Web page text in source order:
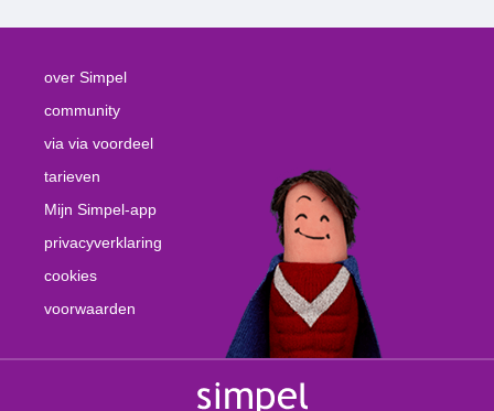
over Simpel
community
via via voordeel
tarieven
Mijn Simpel-app
privacyverklaring
cookies
voorwaarden